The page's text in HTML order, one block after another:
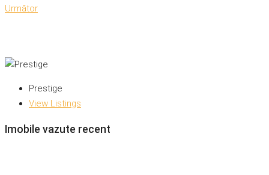
Următor
Prestige
View Listings
Imobile vazute recent